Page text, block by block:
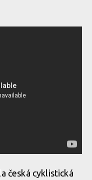
česká cyklistická